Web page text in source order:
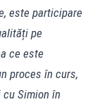
este participare
pe
ce este
proces în curs,
Simion în